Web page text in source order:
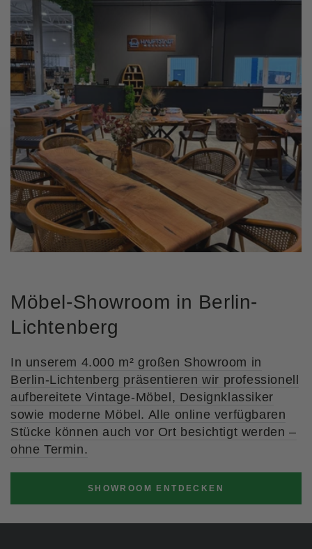
Möbel-Showroom in Berlin-
Lichtenberg
In unserem 4.000 m² großen Showroom in
Berlin-Lichtenberg präsentieren wir professionell
aufbereitete Vintage-Möbel, Designklassiker
sowie moderne Möbel. Alle online verfügbaren
Stücke können auch vor Ort besichtigt werden –
ohne Termin.
SHOWROOM ENTDECKEN